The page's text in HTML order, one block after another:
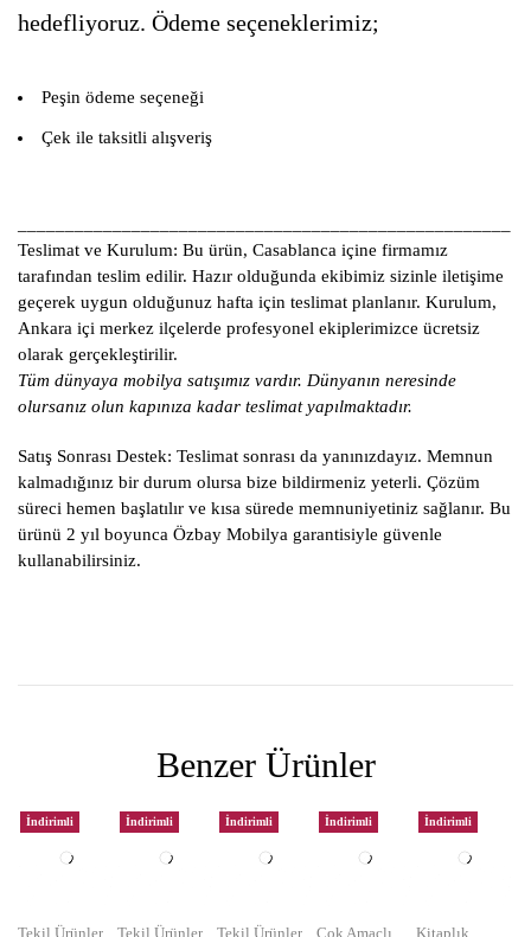
hedefliyoruz. Ödeme seçeneklerimiz;
Peşin ödeme seçeneği
Çek ile taksitli alışveriş
Teslimat ve Kurulum: Bu ürün, Casablanca içine firmamız
tarafından teslim edilir. Hazır olduğunda ekibimiz sizinle iletişime
geçerek uygun olduğunuz hafta için teslimat planlanır. Kurulum,
Ankara içi merkez ilçelerde profesyonel ekiplerimizce ücretsiz
olarak gerçekleştirilir.
Tüm dünyaya mobilya satışımız vardır. Dünyanın neresinde
olursanız olun kapınıza kadar teslimat yapılmaktadır.
Satış Sonrası Destek: Teslimat sonrası da yanınızdayız. Memnun
kalmadığınız bir durum olursa bize bildirmeniz yeterli. Çözüm
süreci hemen başlatılır ve kısa sürede memnuniyetiniz sağlanır. Bu
ürünü 2 yıl boyunca Özbay Mobilya garantisiyle güvenle
kullanabilirsiniz.
Benzer Ürünler
İndirimli
Tekil Ürünler
İndirimli
Tekil Ürünler
İndirimli
Tekil Ürünler
İndirimli
Çok Amaçlı
İndirimli
Kitaplık